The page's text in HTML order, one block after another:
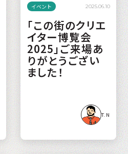
イベント 2025.06.10
「この街のクリエ
イター博覧会
2025」ご来場あ
りがとうござい
ました！
T.N